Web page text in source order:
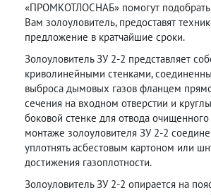
«ПРОМКОТЛОСНАБ» помогут
Вам золоуловитель, предоставят
предложение в кратчайшие сроки.
Золоуловитель ЗУ 2-2 представляет
криволинейными стенками,
выброса дымовых газов фланцем
сечения на входном отверстии и
боковой стенке для отвода очищенного
монтаже золоуловителя ЗУ 2-2
уплотнять асбестовым картоном или
достижения газоплотности.
Золоуловитель ЗУ 2-2 опирается на